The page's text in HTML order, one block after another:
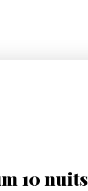
10 nuits